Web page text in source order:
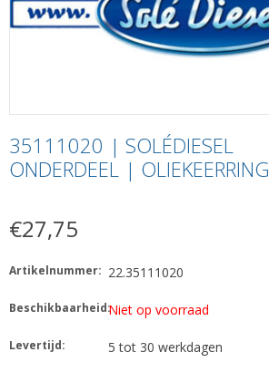
35111020 | SOLÉDIESEL
ONDERDEEL | OLIEKEERRING
€27,75
Artikelnummer: 22.35111020
Beschikbaarheid:Niet op voorraad
Levertijd: 5 tot 30 werkdagen